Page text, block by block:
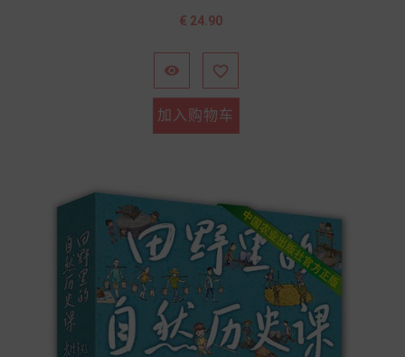
价
€ 24.90
 
加入购物车